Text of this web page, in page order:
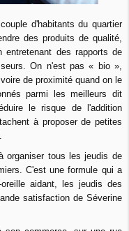
d'habitants du quartier
des produits de qualité,
des rapports de
On n'est pas « bio »,
de proximité quand on le
parmi les meilleurs dit
le risque de l'addition
à proposer de petites
organiser tous les jeudis de
C'est une formule qui a
aidant, les jeudis des
satisfaction de Séverine